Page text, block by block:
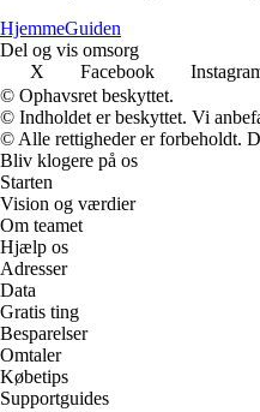
HjemmeGuiden
Del og vis omsorg
X
Facebook
© Ophavsret beskyttet.
© Indholdet er beskyttet. Vi
© Alle rettigheder er forbeholdt.
Bliv klogere på os
Starten
Vision og værdier
Om teamet
Hjælp os
Adresser
Data
Gratis ting
Besparelser
Omtaler
Købetips
Supportguides